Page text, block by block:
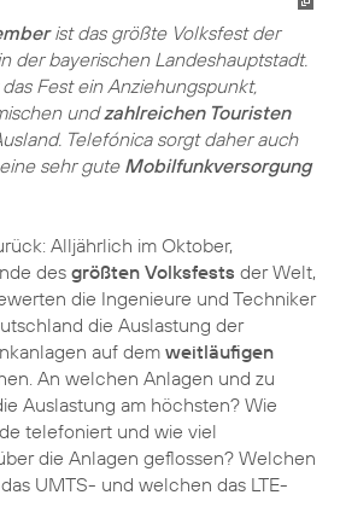
ist das größte Volksfest der
der bayerischen Landeshauptstadt.
Fest ein Anziehungspunkt,
undzahlreichen Touristen
Telefónica sorgt daher auch
sehr gute Mobilfunkversorgung
Alljährlich im Oktober,
des größten Volksfests der Welt,
die Ingenieure und Techniker
die Auslastung der
auf dem weitläufigen
An welchen Anlagen und zu
Auslastung am höchsten? Wie
telefoniert und wie viel
die Anlagen geflossen? Welchen
UMTS- und welchen das LTE-